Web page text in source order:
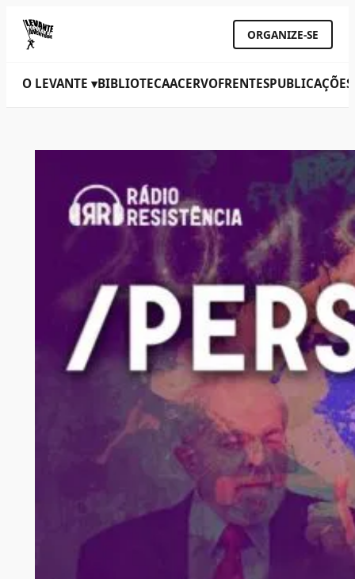
ORGANIZE-SE
O LEVANTE ▾BIBLIOTECAACERVOFRENTESPUBLICAÇÕES